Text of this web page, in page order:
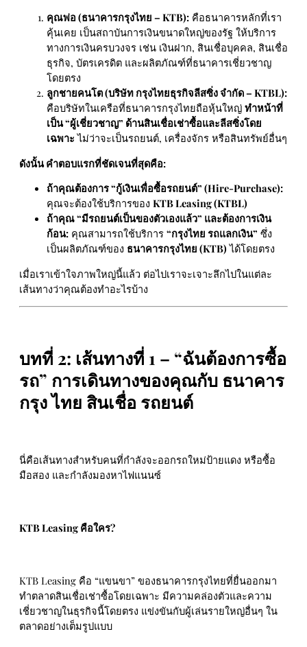
คุณพ่อ (ธนาคารกรุงไทย – KTB): คือธนาคารหลักที่เรา
คุ้นเคย เป็นสถาบันการเงินขนาดใหญ่ของรัฐ ให้บริการ
ทางการเงินครบวงจร เช่น เงินฝาก, สินเชื่อบุคคล, สินเชื่อ
ธุรกิจ, บัตรเครดิต และผลิตภัณฑ์ที่ธนาคารเชี่ยวชาญ
โดยตรง
ลูกชายคนโต (บริษัท กรุงไทยธุรกิจลีสซิ่ง จำกัด – KTBL):
คือบริษัทในเครือที่ธนาคารกรุงไทยถือหุ้นใหญ่ ทำหน้าที่
เป็น “ผู้เชี่ยวชาญ” ด้านสินเชื่อเช่าซื้อและลีสซิ่งโดย
เฉพาะ ไม่ว่าจะเป็นรถยนต์, เครื่องจักร หรือสินทรัพย์อื่นๆ
ดังนั้น คำตอบแรกที่ชัดเจนที่สุดคือ:
ถ้าคุณต้องการ “กู้เงินเพื่อซื้อรถยนต์” (Hire-Purchase):
คุณจะต้องใช้บริการของ KTB Leasing (KTBL)
ถ้าคุณ “มีรถยนต์เป็นของตัวเองแล้ว” และต้องการเงิน
ก้อน: คุณสามารถใช้บริการ “กรุงไทย รถแลกเงิน” ซึ่ง
เป็นผลิตภัณฑ์ของ ธนาคารกรุงไทย (KTB)ได้โดยตรง
เมื่อเราเข้าใจภาพใหญ่นี้แล้ว ต่อไปเราจะเจาะลึกไปในแต่ละ
เส้นทางว่าคุณต้องทำอะไรบ้าง
บทที่ 2: เส้นทางที่ 1 – “ฉันต้องการซื้อ
รถ” การเดินทางของคุณกับ ธนาคาร
กรุง ไทย สินเชื่อ รถยนต์
นี่คือเส้นทางสำหรับคนที่กำลังจะออกรถใหม่ป้ายแดง หรือซื้อ
มือสอง และกำลังมองหาไฟแนนซ์
KTB Leasing คือใคร?
KTB Leasing คือ “แขนขา” ของธนาคารกรุงไทยที่ยื่นออกมา
ทำตลาดสินเชื่อเช่าซื้อโดยเฉพาะ มีความคล่องตัวและความ
เชี่ยวชาญในธุรกิจนี้โดยตรง แข่งขันกับผู้เล่นรายใหญ่อื่นๆ ใน
ตลาดอย่างเต็มรูปแบบ